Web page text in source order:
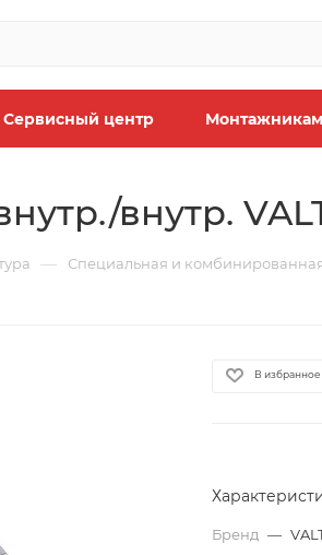
Сервисный центр
внутр.
— Специальная и
В избранное
Бренд —